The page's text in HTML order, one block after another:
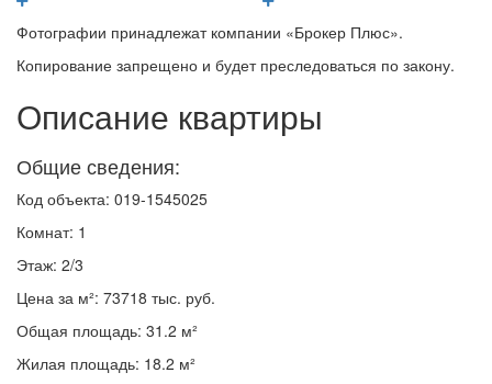
Фотографии принадлежат компании «Брокер Плюс».
Копирование запрещено и будет преследоваться по закону.
Описание квартиры
Общие сведения:
Код объекта: 019-1545025
Комнат: 1
Этаж: 2/3
Цена за м²: 73718 тыс. руб.
Общая площадь: 31.2 м²
Жилая площадь: 18.2 м²